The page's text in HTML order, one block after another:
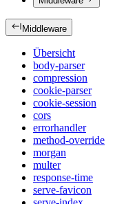
Middleware
Übersicht
body-parser
compression
cookie-parser
cookie-session
cors
errorhandler
method-override
morgan
multer
response-time
serve-favicon